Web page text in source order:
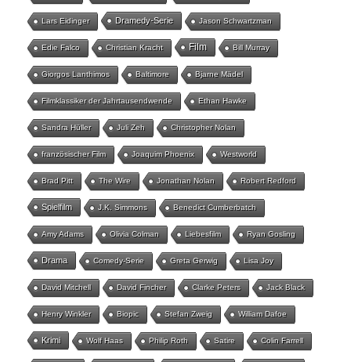
Lars Eidinger Dramedy-Serie Jason Schwartzman
Edie Falco Christian Kracht Film Bill Murray
Giorgos Lanthimos Baltimore Bjarne Mädel
Filmklassiker der Jahrtausendwende Ethan Hawke
Sandra Hüller Juli Zeh Christopher Nolan
französischer Film Joaquim Phoenix Westworld
Brad Pitt The Wire Jonathan Nolan Robert Redford
Spielfilm J.K. Simmons Benedict Cumberbatch
Amy Adams Olivia Colman Liebesfilm Ryan Gosling
Drama Comedy-Serie Greta Gerwig Lisa Joy
David Mitchell David Fincher Clarke Peters Jack Black
Henry Winkler Biopic Stefan Zweig William Dafoe
Krimi Wolf Haas Philip Roth Satire Colin Farrell